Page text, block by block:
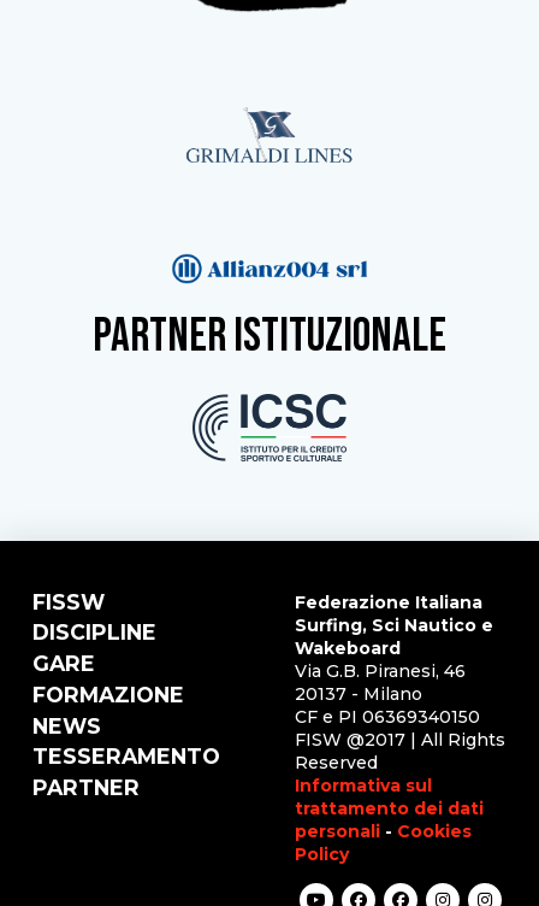
partner istituzionale
FISSW
DISCIPLINE
GARE
FORMAZIONE
NEWS
TESSERAMENTO
PARTNER
Federazione Italiana
Surfing, Sci Nautico e
Wakeboard
Via G.B. Piranesi, 46
20137 - Milano
CF e PI 06369340150
FISW @2017 | All Rights
Reserved
Informativa sul
trattamento dei dati
personali - Cookies
Policy